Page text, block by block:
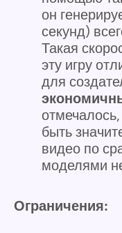
он
секунд)
Такая
эту игру
для
быть
видео по
моделями
Ограничения: